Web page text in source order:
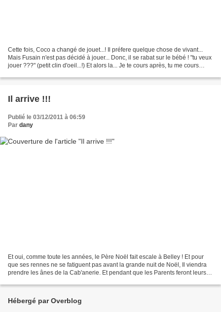
Cette fois, Coco a changé de jouet...! Il préfere quelque chose de vivant...
Mais Fusain n'est pas décidé à jouer... Donc, il se rabat sur le bébé ! "tu veux
jouer ???" (petit clin d'oeil...!) Et alors la... Je te cours après, tu me cours
Il arrive !!!
Publié le 03/12/2011 à 06:59
Par dany
Et oui, comme toute les années, le Père Noël fait escale à Belley ! Et pour
que ses rennes ne se fatiguent pas avant la grande nuit de Noël, Il viendra
prendre les ânes de la Cab'anerie. Et pendant que les Parents feront leurs
Hébergé par Overblog